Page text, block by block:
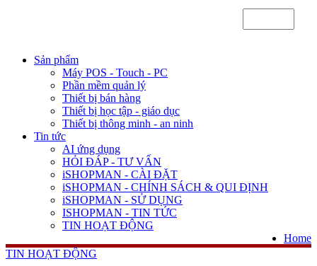
Sản phẩm
Máy POS - Touch - PC
Phần mềm quản lý
Thiết bị bán hàng
Thiết bị học tập - giáo dục
Thiết bị thông minh - an ninh
Tin tức
AI ứng dụng
HỎI ĐÁP - TƯ VẤN
iSHOPMAN - CÀI ĐẶT
iSHOPMAN - CHÍNH SÁCH & QUI ĐỊNH
iSHOPMAN - SỬ DỤNG
ISHOPMAN - TIN TỨC
TIN HOẠT ĐỘNG
Home
TIN HOẠT ĐỘNG